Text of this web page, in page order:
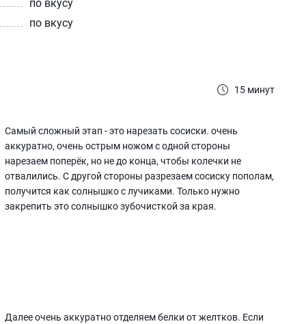
по вкусу
15 минут
Самый сложный этап - это нарезать сосиски. очень
аккуратно, очень острым ножом с одной стороны
нарезаем поперёк, но не до конца, чтобы колечки не
отвалились. С другой стороны разрезаем сосиску пополам,
получится как солнышко с лучиками. Только нужно
закрепить это солнышко зубочисткой за края.
Далее очень аккуратно отделяем белки от желтков. Если